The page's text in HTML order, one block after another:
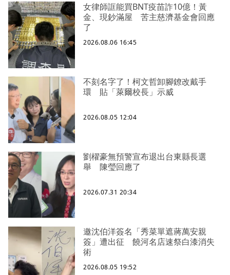
女律師誆能買BNT疫苗詐10億！黃
金、現鈔滿屋 苦主慈濟基金會回應
了
2026.08.06 16:45
不刻名字了！柯文哲卸腳鐐改戴手
環 貼「萊爾校長」示威
2026.08.05 12:04
劉櫂豪無預警宣布退出台東縣長選
舉 陳瑩回應了
2026.07.31 20:34
邀沈伯洋簽名「秀菜單遮蔣萬安親
簽」遭出征 饒河名店速祭白漆消失
術
2026.08.05 19:52